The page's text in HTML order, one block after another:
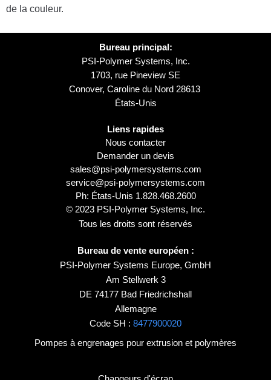
de la couleur.
Bureau principal:
PSI-Polymer Systems, Inc.
1703, rue Pineview SE
Conover, Caroline du Nord 28613
États-Unis
Liens rapides
Nous contacter
Demander un devis
sales@psi-polymersystems.com
service@psi-polymersystems.com
Ph: États-Unis 1.828.468.2600
© 2023 PSI-Polymer Systems, Inc.
Tous les droits sont réservés
Bureau de vente européen :
PSI-Polymer Systems Europe, GmbH
Am Stellwerk 3
DE 74177 Bad Friedrichshall
Allemagne
Code SH : 8477900020
Pompes à engrenages pour extrusion et polymères